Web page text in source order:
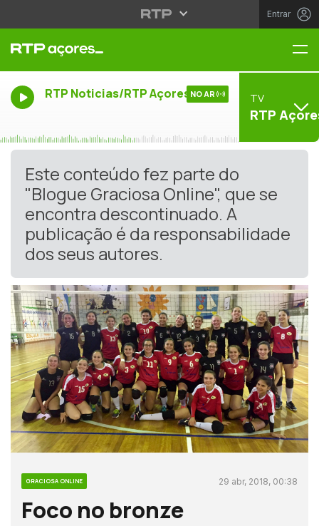
Entrar
RTP Noticias/RTP Açores NO AR TV
RTP
Este conteúdo fez parte do
"Blogue Graciosa Online", que se
encontra descontinuado. A
publicação é da responsabilidade
dos seus autores.
GRACIOSA ONLINE 29 abr, 2018, 00:38
Foco no bronze